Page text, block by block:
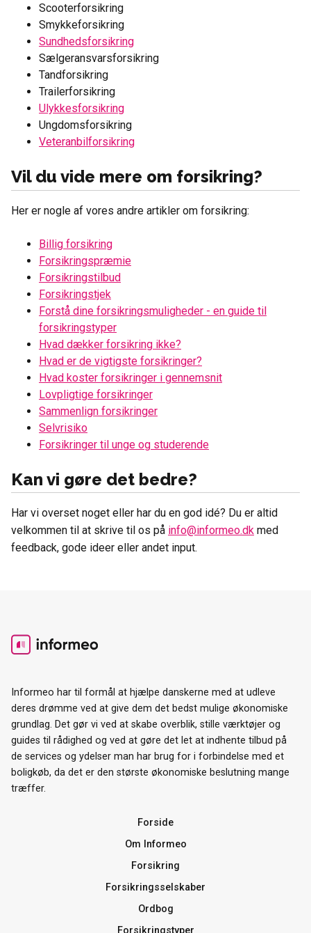
Scooterforsikring
Smykkeforsikring
Sundhedsforsikring
Sælgeransvarsforsikring
Tandforsikring
Trailerforsikring
Ulykkesforsikring
Ungdomsforsikring
Veteranbilforsikring
Vil du vide mere om forsikring?
Her er nogle af vores andre artikler om forsikring:
Billig forsikring
Forsikringspræmie
Forsikringstilbud
Forsikringstjek
Forstå dine forsikringsmuligheder - en guide til
forsikringstyper
Hvad dækker forsikring ikke?
Hvad er de vigtigste forsikringer?
Hvad koster forsikringer i gennemsnit
Lovpligtige forsikringer
Sammenlign forsikringer
Selvrisiko
Forsikringer til unge og studerende
Kan vi gøre det bedre?
Har vi overset noget eller har du en god idé? Du er altid
velkommen til at skrive til os på info@informeo.dk med
feedback, gode ideer eller andet input.
Informeo har til formål at hjælpe danskerne med at udleve
deres drømme ved at give dem det bedst mulige økonomiske
grundlag. Det gør vi ved at skabe overblik, stille værktøjer og
guides til rådighed og ved at gøre det let at indhente tilbud på
de services og ydelser man har brug for i forbindelse med et
boligkøb, da det er den største økonomiske beslutning mange
træffer.
Forside
Om Informeo
Forsikring
Forsikringsselskaber
Ordbog
Forsikringstyper